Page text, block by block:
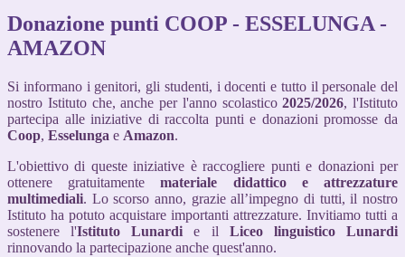
Donazione punti COOP - ESSELUNGA -
AMAZON
Si informano i genitori, gli studenti, i docenti e tutto il personale del
nostro Istituto che, anche per l'anno scolastico2025/2026, l'Istituto
partecipa alle iniziative di raccolta punti e donazioni promosse da
Coop, Esselunga e Amazon.
L'obiettivo di queste iniziative è raccogliere punti e donazioni per
ottenere gratuitamentemateriale didattico e attrezzature
multimediali. Lo scorso anno, grazie all’impegno di tutti, il nostro
Istituto ha potuto acquistare importanti attrezzature. Invitiamo tutti a
sostenere l'Istituto Lunardi e il Liceo linguistico Lunardi
rinnovando la partecipazione anche quest'anno.